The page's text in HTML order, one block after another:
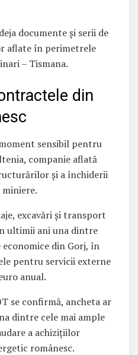
documente și serii de
aflate în perimetrele
– Tismana.
din
sensibil pentru
companie aflată
și a închiderii
excavări și transport
ultimii ani una dintre
din Gorj, în
pentru servicii externe
anual.
se confirmă, ancheta ar
dintre cele mai ample
a achizițiilor
românesc.